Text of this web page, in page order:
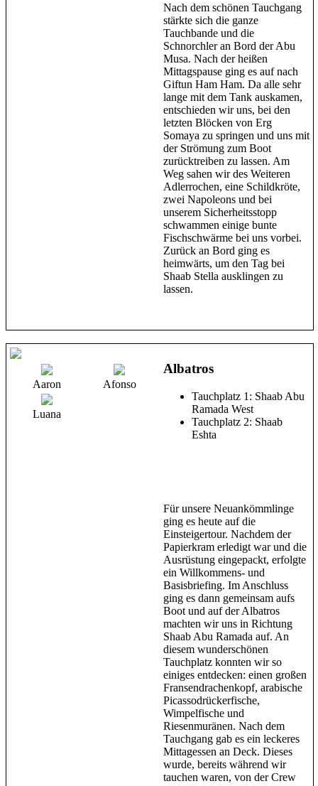
Nach dem schönen Tauchgang
stärkte sich die ganze
Tauchbande und die
Schnorchler an Bord der Abu
Musa. Nach der heißen
Mittagspause ging es auf nach
Giftun Ham Ham. Da alle sehr
lange mit dem Tank auskamen,
entschieden wir uns, bei den
letzten Blöcken von Erg
Somaya zu springen und uns mit
der Strömung zum Boot
zurücktreiben zu lassen. Am
Weg sahen wir des Weiteren
Adlerrochen, eine Schildkröte,
zwei Napoleons und bei
unserem Sicherheitsstopp
schwammen einige bunte
Fischschwärme bei uns vorbei.
Zurück an Bord ging es
heimwärts, um den Tag bei
Shaab Stella ausklingen zu
lassen.
Aaron Afonso
Luana
Albatros
Tauchplatz 1: Shaab Abu
Ramada West
Tauchplatz 2: Shaab
Eshta
Für unsere Neuankömmlinge
ging es heute auf die
Einsteigertour. Nachdem der
Papierkram erledigt war und die
Ausrüstung eingepackt, erfolgte
ein Willkommens- und
Basisbriefing. Im Anschluss
ging es dann gemeinsam aufs
Boot und auf der Albatros
machten wir uns in Richtung
Shaab Abu Ramada auf. An
diesem wunderschönen
Tauchplatz konnten wir so
einiges entdecken: einen großen
Fransendrachenkopf, arabische
Picassodrückerfische,
Wimpelfische und
Riesenmuränen. Nach dem
Tauchgang gab es ein leckeres
Mittagessen an Deck. Dieses
wurde, bereits während wir
tauchen waren, von der Crew